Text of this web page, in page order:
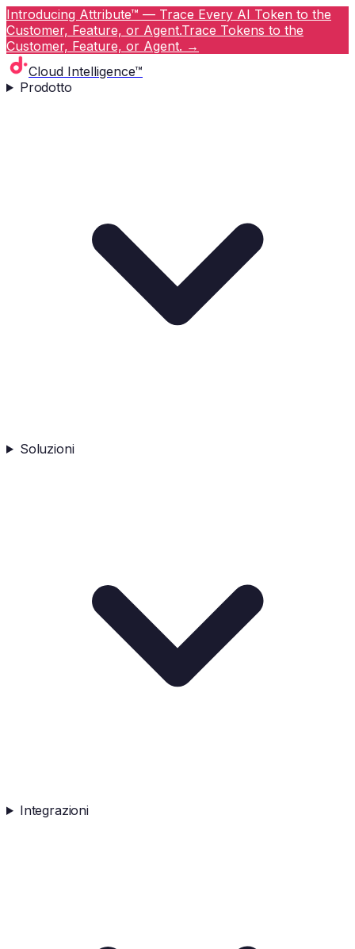
Introducing Attribute™ — Trace Every AI Token to the
Customer, Feature, or Agent.Trace Tokens to the
Customer, Feature, or Agent. →
Cloud Intelligence™
Prodotto
Soluzioni
Integrazioni